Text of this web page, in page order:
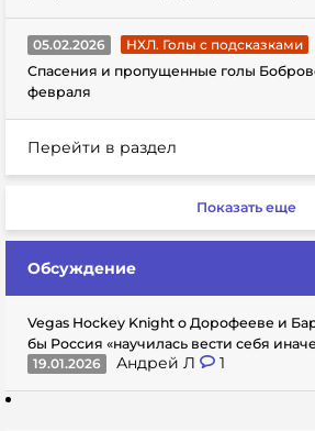
05.02.2026
НХЛ. Голы с подсказками
Спасения и пропущенные голы
февраля
Перейти в раздел
Показать еще
Обсуждение
Vegas Hockey Knight о Дорофееве и
бы Россия «научилась вести себя
19.01.2026
Андрей Л 1